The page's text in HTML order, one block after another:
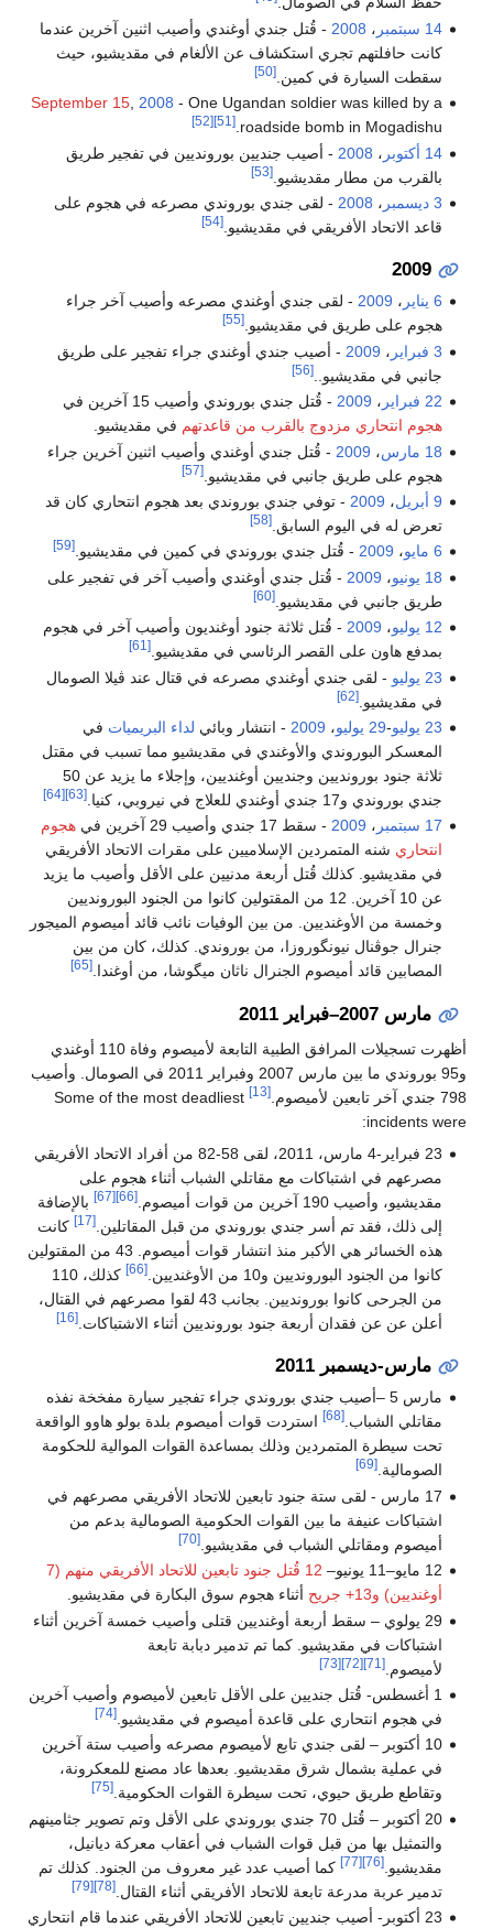
14 سبتمبر ، 2008 - قُتل جندي أوغندي وأصيب اثنين آخرين عندما
كانت حافلتهم تجري استكشاف عن الألغام في مقديشيو، حيث
سقطت السيارة في كمين.[50]
September 15, 2008 - One Ugandan soldier was killed by a
roadside bomb in Mogadishu.
[51]
[52]
14 أكتوبر ، 2008 - أصيب جنديين بورونديين في تفجير طريق
بالقرب من مطار مقديشيو.[53]
3 ديسمبر ، 2008 - لقى جندي بوروندي مصرعه في هجوم على
قاعد الاتحاد الأفريقي في مقديشيو.[54]
2009
6 يناير ، 2009 - لقى جندي أوغندي مصرعه وأصيب آخر جراء
هجوم على طريق في مقديشيو.[55]
3 فبراير ، 2009 - أصيب جندي أوغندي جراء تفجير على طريق
جانبي في مقديشيو..[56]
22 فبراير ، 2009 - قُتل جندي بوروندي وأصيب 15 آخرين في
هجوم انتحاري مزدوج بالقرب من قاعدتهم في مقديشيو.
18 مارس
، 2009 - قُتل جندي أوغندي وأصيب اثنين آخرين جراء
هجوم على طريق جانبي في مقديشيو.[57]
9 أبريل ، 2009 - توفي جندي بوروندي بعد هجوم انتحاري كان قد
تعرض له في اليوم السابق.[58]
6 مايو ، 2009 - قُتل جندي بوروندي في كمين في مقديشيو.[59]
18 يونيو ، 2009 - قُتل جندي أوغندي وأصيب آخر في تفجير على
طريق جانبي في مقديشيو.[60]
12 يوليو ، 2009 - قُتل ثلاثة جنود أوغنديون وأصيب آخر في هجوم
بمدفع هاون على القصر الرئاسي في مقديشيو.[61]
23 يوليو
- لقى جندي أوغندي مصرعه في قتال عند ڤيلا الصومال
في مقديشيو.[62]
23 يوليو -29 يوليو ، 2009 - انتشار وبائي لداء البريميات في
المعسكر البوروندي والأوغندي في مقديشيو مما تسبب في مقتل
ثلاثة جنود بورونديين وجنديين أوغنديين، وإجلاء ما يزيد عن 50
جندي بوروندي و17 جندي أوغندي للعلاج في نيروبي، كنيا.
[63]
[64]
17 سبتمبر ، 2009 - سقط 17 جندي وأصيب 29 آخرين في
هجوم
انتحاري شنه المتمردين الإسلاميين على مقرات الاتحاد الأفريقي
في مقديشيو. كذلك قُتل أربعة مدنيين على الأقل وأصيب ما يزيد
عن 10 آخرين. 12 من المقتولين كانوا من الجنود البورونديين
وخمسة من الأوغنديين. من بين الوفيات نائب قائد أميصوم الميجور
جنرال جوڤنال نيونگوروزا، من بوروندي. كذلك، كان من بين
المصابين قائد أميصوم الجنرال ناثان ميگوشا، من أوغندا.[65]
مارس 2007–فبراير 2011
أظهرت تسجيلات المرافق الطبية التابعة لأميصوم وفاة 110 أوغندي
و95 بوروندي ما بين مارس 2007 وفبراير 2011 في الصومال. وأصيب
798 جندي آخر تابعين لأميصوم.
[13]
Some of the most deadliest
incidents were:
23 فبراير-4 مارس، 2011، لقى 58-82 من أفراد الاتحاد الأفريقي
مصرعهم في اشتباكات مع مقاتلي الشباب أثناء هجوم على
مقديشيو، وأصيب 190 آخرين من قوات أميصوم.
[66]
[67]
بالإضافة
إلى ذلك، فقد تم أسر جندي بوروندي من قبل المقاتلين.[17]
كانت
هذه الخسائر هي الأكبر منذ انتشار قوات أميصوم. 43 من المقتولين
كانوا من الجنود البورونديين و10 من الأوغنديين.
[66]
كذلك، 110
من الجرحى كانوا بورونديين. بجانب 43 لقوا مصرعهم في القتال،
أعلن عن عن فقدان أربعة جنود بورونديين أثناء الاشتباكات.[16]
مارس-ديسمبر 2011
مارس 5 –أصيب جندي بوروندي جراء تفجير سيارة مفخخة نفذه
مقاتلي الشباب.[68]
استردت قوات أميصوم بلدة بولو هاوو الواقعة
تحت سيطرة المتمردين وذلك بمساعدة القوات الموالية للحكومة
الصومالية.[69]
17 مارس - لقى ستة جنود تابعين للاتحاد الأفريقي مصرعهم في
اشتباكات عنيفة ما بين القوات الحكومية الصومالية بدعم من
أميصوم ومقاتلي الشباب في مقديشيو.[70]
12 مايو–11 يونيو–
12 قُتل جنود تابعين للاتحاد الأفريقي منهم (7
أوغنديين) و13+ جريح
أثناء هجوم سوق البكارة في مقديشيو.
29 يولوي – سقط أربعة أوغنديين قتلى وأصيب خمسة آخرين أثناء
اشتباكات في مقديشيو. كما تم تدمير دبابة تابعة
لأميصوم.[71]
[72]
[73]
1 أغسطس- قُتل جنديين على الأقل تابعين لأميصوم وأصيب آخرين
في هجوم انتحاري على قاعدة أميصوم في مقديشيو.[74]
10 أكتوبر – لقى جندي تابع لأميصوم مصرعه وأصيب ستة آخرين
في عملية بشمال شرق مقديشيو. بعدها عاد مصنع للمعكرونة،
وتقاطع طريق حيوي، تحت سيطرة القوات الحكومية.[75]
20 أكتوبر – قُتل 70 جندي بوروندي على الأقل وتم تصوير جثامينهم
والتمثيل بها من قبل قوات الشباب في أعقاب معركة ديانيل،
مقديشيو.[76]
[77]
كما أصيب عدد غير معروف من الجنود. كذلك تم
تدمير عربة مدرعة تابعة للاتحاد الأفريقي أثناء القتال.[78]
[79]
23 أكتوبر- أصيب جنديين تابعين للاتحاد الأفريقي عندما قام انتحاري